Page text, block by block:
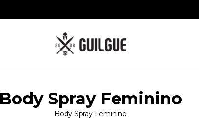
Body Spray Feminino
Body Spray Feminino